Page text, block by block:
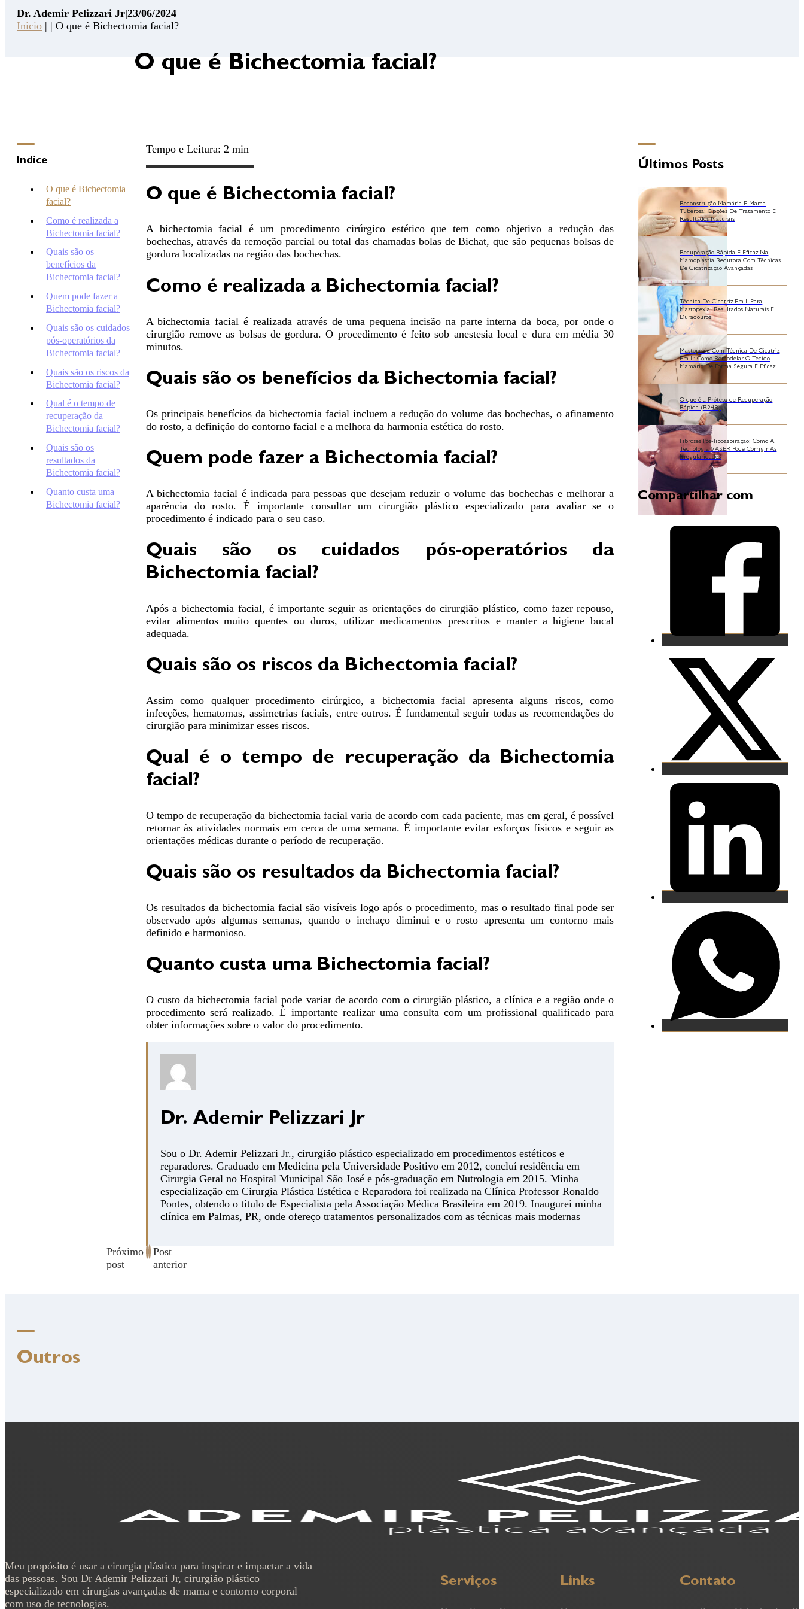
Pelizzari
Jr
Online
Clínica
3262-
2727
atendimento@drademirpelizzarijr.com.br
Whatsapp
Dr. Ademir Pelizzari Jr|23/06/2024
Inicio | | O que é Bichectomia facial?
O que é Bichectomia facial?
Indíce
O que é Bichectomia
facial?
Como é realizada a
Bichectomia facial?
Quais são os
benefícios da
Bichectomia facial?
Quem pode fazer a
Bichectomia facial?
Quais são os cuidados
pós-operatórios da
Bichectomia facial?
Quais são os riscos da
Bichectomia facial?
Qual é o tempo de
recuperação da
Bichectomia facial?
Quais são os
resultados da
Bichectomia facial?
Quanto custa uma
Bichectomia facial?
Tempo e Leitura: 2 min
O que é Bichectomia facial?
A bichectomia facial é um procedimento cirúrgico estético que tem como objetivo a redução das
bochechas, através da remoção parcial ou total das chamadas bolas de Bichat, que são pequenas bolsas de
gordura localizadas na região das bochechas.
Como é realizada a Bichectomia facial?
A bichectomia facial é realizada através de uma pequena incisão na parte interna da boca, por onde o
cirurgião remove as bolsas de gordura. O procedimento é feito sob anestesia local e dura em média 30
minutos.
Quais são os benefícios da Bichectomia facial?
Os principais benefícios da bichectomia facial incluem a redução do volume das bochechas, o afinamento
do rosto, a definição do contorno facial e a melhora da harmonia estética do rosto.
Quem pode fazer a Bichectomia facial?
A bichectomia facial é indicada para pessoas que desejam reduzir o volume das bochechas e melhorar a
aparência do rosto. É importante consultar um cirurgião plástico especializado para avaliar se o
procedimento é indicado para o seu caso.
Quais são os cuidados pós-operatórios da
Bichectomia facial?
Após a bichectomia facial, é importante seguir as orientações do cirurgião plástico, como fazer repouso,
evitar alimentos muito quentes ou duros, utilizar medicamentos prescritos e manter a higiene bucal
adequada.
Quais são os riscos da Bichectomia facial?
Assim como qualquer procedimento cirúrgico, a bichectomia facial apresenta alguns riscos, como
infecções, hematomas, assimetrias faciais, entre outros. É fundamental seguir todas as recomendações do
cirurgião para minimizar esses riscos.
Qual é o tempo de recuperação da Bichectomia
facial?
O tempo de recuperação da bichectomia facial varia de acordo com cada paciente, mas em geral, é possível
retornar às atividades normais em cerca de uma semana. É importante evitar esforços físicos e seguir as
orientações médicas durante o período de recuperação.
Quais são os resultados da Bichectomia facial?
Os resultados da bichectomia facial são visíveis logo após o procedimento, mas o resultado final pode ser
observado após algumas semanas, quando o inchaço diminui e o rosto apresenta um contorno mais
definido e harmonioso.
Quanto custa uma Bichectomia facial?
O custo da bichectomia facial pode variar de acordo com o cirurgião plástico, a clínica e a região onde o
procedimento será realizado. É importante realizar uma consulta com um profissional qualificado para
obter informações sobre o valor do procedimento.
Dr. Ademir Pelizzari Jr
Sou o Dr. Ademir Pelizzari Jr., cirurgião plástico especializado em procedimentos estéticos e
reparadores. Graduado em Medicina pela Universidade Positivo em 2012, concluí residência em
Cirurgia Geral no Hospital Municipal São José e pós-graduação em Nutrologia em 2015. Minha
especialização em Cirurgia Plástica Estética e Reparadora foi realizada na Clínica Professor Ronaldo
Pontes, obtendo o título de Especialista pela Associação Médica Brasileira em 2019. Inaugurei minha
clínica em Palmas, PR, onde ofereço tratamentos personalizados com as técnicas mais modernas
Post
anterior
Próximo
post
Últimos Posts
Reconstrução Mamária E Mama
Tuberosa: Opções De Tratamento E
Resultados Naturais
Recuperação Rápida E Eficaz Na
Mamoplastia Redutora Com Técnicas
De Cicatrização Avançadas
Técnica De Cicatriz Em L Para
Mastopexia: Resultados Naturais E
Duradouros
Mastopexia Com Técnica De Cicatriz
Em L: Como Remodelar O Tecido
Mamário De Forma Segura E Eficaz
O que é a Prótese de Recuperação
Rápida (R24R)
Fibroses Pós-lipoaspiração: Como A
Tecnologia VASER Pode Corrigir As
Irregularidades
Compartilhar com
Outros
Meu propósito é usar a cirurgia plástica para inspirar e impactar a vida
das pessoas. Sou Dr Ademir Pelizzari Jr, cirurgião plástico
especializado em cirurgias avançadas de mama e contorno corporal
com uso de tecnologias.
Serviços Links Contato